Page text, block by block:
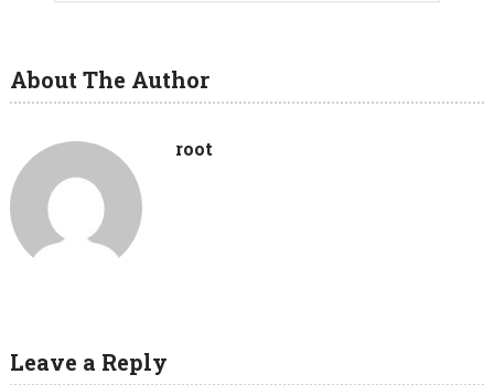
About The Author
root
Leave a Reply